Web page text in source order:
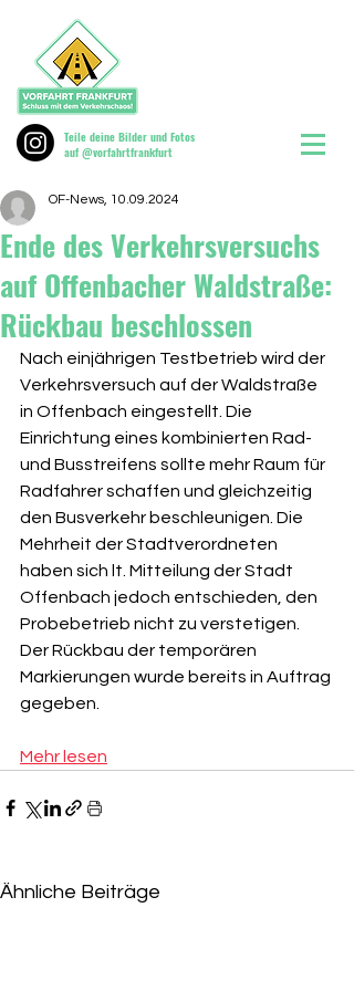
Teile deine Bilder und Fotos
auf @vorfahrtfrankfurt
Ende des Verkehrsversuchs
auf Offenbacher Waldstraße:
Rückbau beschlossen
OF-News, 10.09.2024
Nach einjährigen Testbetrieb wird der
Verkehrsversuch auf der Waldstraße
in Offenbach eingestellt. Die
Einrichtung eines kombinierten Rad-
und Busstreifens sollte mehr Raum für
Radfahrer schaffen und gleichzeitig
den Busverkehr beschleunigen. Die
Mehrheit der Stadtverordneten
haben sich lt. Mitteilung der Stadt
Offenbach jedoch entschieden, den
Probebetrieb nicht zu verstetigen.
Der Rückbau der temporären
Markierungen wurde bereits in Auftrag
gegeben.
Mehr lesen
Ähnliche Beiträge